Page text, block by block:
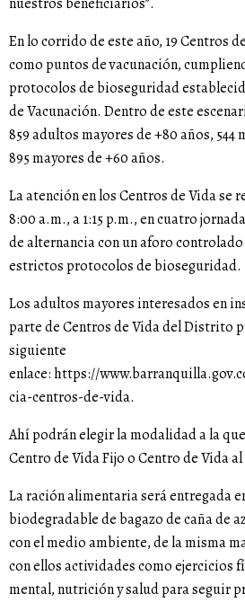
En lo corrido de este año, 19 Centros
como puntos de vacunación,
protocolos de bioseguridad
de Vacunación. Dentro de este
859 adultos mayores de +80 años, 544
895 mayores de +60 años.
La atención en los Centros de Vida se
8:00 a.m., a 1:15 p.m., en cuatro
de alternancia con un aforo
estrictos protocolos de bioseguridad.
Los adultos mayores interesados en
parte de Centros de Vida del Distrito
siguiente
enlace:https://
cia-centros-de-vida.
Ahí podrán elegir la modalidad a la
Centro de Vida Fijo o Centro de Vida
La ración alimentaria será entregada
biodegradable de bagazo de caña de
con el medio ambiente, de la misma
con ellos actividades como ejercicios
mental, nutrición y salud para seguir